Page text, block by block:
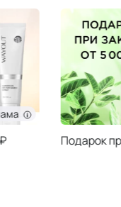
Подарок при